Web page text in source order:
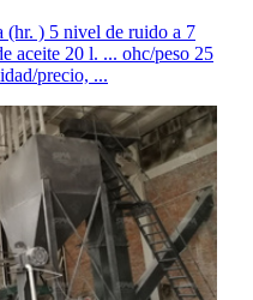
(hr. ) 5 nivel de ruido a 7
aceite 20 l. ... ohc/peso 25
precio, ...